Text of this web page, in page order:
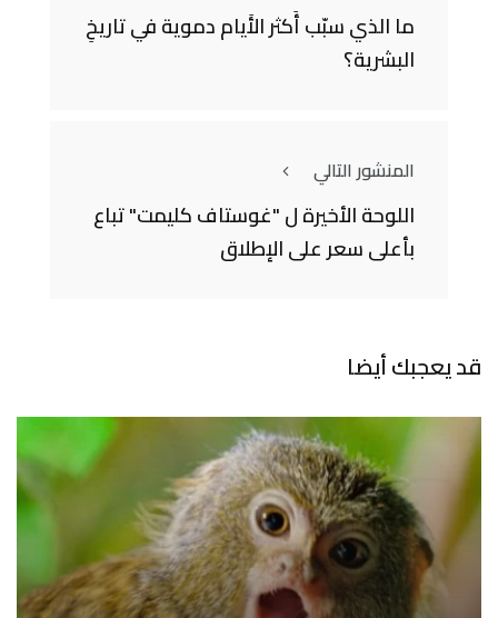
ما الذي سبّب أَكثر الأَيام دموية في تاريخِ
البشرية؟
المنشور التالي
اللوحة الأخيرة ل "غوستاف كليمت" تباع
بأعلى سعر على الإطلاق
قد يعجبك أيضا